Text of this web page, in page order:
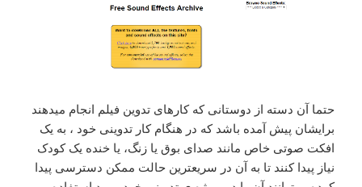
حتما آن دسته از دوستانی که کارهای تدوین فیلم انجام میدهند
برایشان پیش آمده باشد که در هنگام کار تدوینی خود ، به یک
افکت صوتی خاص مانند صدای بوق یا زنگ، یا خنده یک کودک
نیاز پیدا کنند تا به آن در سریعترین حالت ممکن دسترسی پیدا